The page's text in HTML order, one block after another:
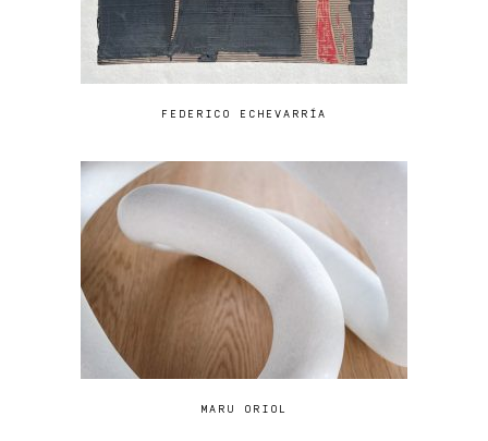
FEDERICO ECHEVARRÍA
MARU ORIOL